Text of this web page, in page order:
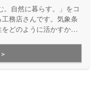
。自然に暮らす。」をコ
務店さんです。気象条
どのように活かすか。